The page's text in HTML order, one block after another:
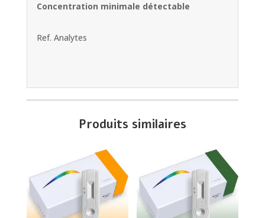
Concentration minimale détectable
Ref. Analytes
Produits similaires